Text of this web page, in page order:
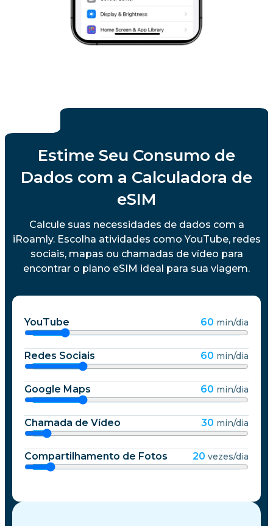
Estime Seu Consumo de
Dados com a Calculadora de
eSIM
Calcule suas necessidades de dados com a
iRoamly. Escolha atividades como YouTube, redes
sociais, mapas ou chamadas de vídeo para
encontrar o plano eSIM ideal para sua viagem.
YouTube 60 min/dia
Redes Sociais 60 min/dia
Google Maps 60 min/dia
Chamada de Vídeo 30 min/dia
Compartilhamento de Fotos 20 vezes/dia